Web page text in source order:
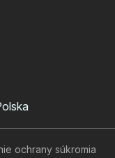
ochrany súkromia